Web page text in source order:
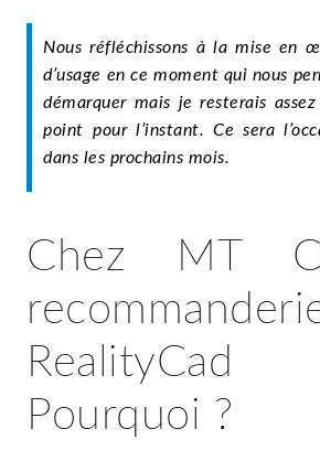
Nous réfléchissons à la mise en
d’usage en ce moment qui nous
démarquer mais je resterais
point pour l’instant. Ce sera
dans les prochains mois.
Chez MT
Pourquoi ?